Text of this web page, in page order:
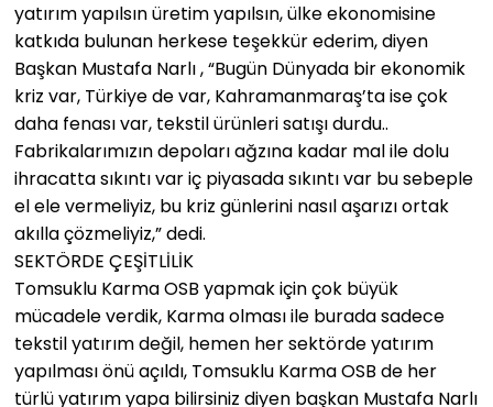
yatırım yapılsın üretim yapılsın, ülke ekonomisine
katkıda bulunan herkese teşekkür ederim, diyen
Başkan Mustafa Narlı , “Bugün Dünyada bir ekonomik
kriz var, Türkiye de var, Kahramanmaraş’ta ise çok
daha fenası var, tekstil ürünleri satışı durdu..
Fabrikalarımızın depoları ağzına kadar mal ile dolu
ihracatta sıkıntı var iç piyasada sıkıntı var bu sebeple
el ele vermeliyiz, bu kriz günlerini nasıl aşarızı ortak
akılla çözmeliyiz,” dedi.
SEKTÖRDE ÇEŞİTLİLİK
Tomsuklu Karma OSB yapmak için çok büyük
mücadele verdik, Karma olması ile burada sadece
tekstil yatırım değil, hemen her sektörde yatırım
yapılması önü açıldı, Tomsuklu Karma OSB de her
türlü yatırım yapa bilirsiniz diyen başkan Mustafa Narlı